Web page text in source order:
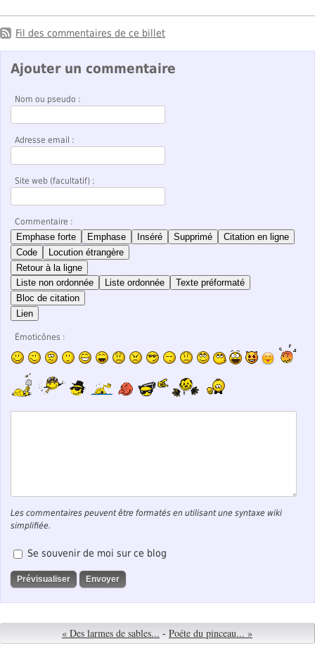
Fil des commentaires de ce billet
Ajouter un commentaire
Nom ou pseudo :
Adresse email :
Site web (facultatif) :
Commentaire :
Emphase forte Emphase Inséré Supprimé
Citation en ligne
Code
Locution étrangère
Retour à la ligne
Liste non ordonnée
Liste ordonnée
Texte préformaté
Bloc de citation
Lien
Émoticônes :
Les commentaires peuvent être formatés en utilisant une syntaxe wiki
simplifiée.
Se souvenir de moi sur ce blog
« Des larmes de sables... - Poéte du pinceau... »